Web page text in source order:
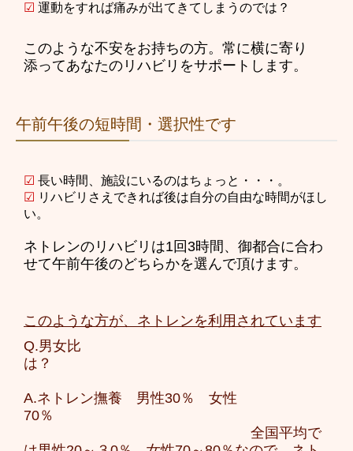
☑ 運動をすれば痛みが出てきてしまうのでは？
このような不安をお持ちの方。常に横に寄り
添ってあなたのリハビリをサポートします。
午前午後の短時間・選択性です
☑ 長い時間、施設にいるのはちょっと・・・。
☑ リハビリさえできれば後は自分の自由な時間がほし
い。
ネトレンのリハビリは1回3時間、御都合に合わ
せて午前午後のどちらかを選んで頂けます。
このような方が、ネトレンを利用されています
Q.男女比
は？
A.ネトレン撫養 男性30％ 女性
70％
全国平均で